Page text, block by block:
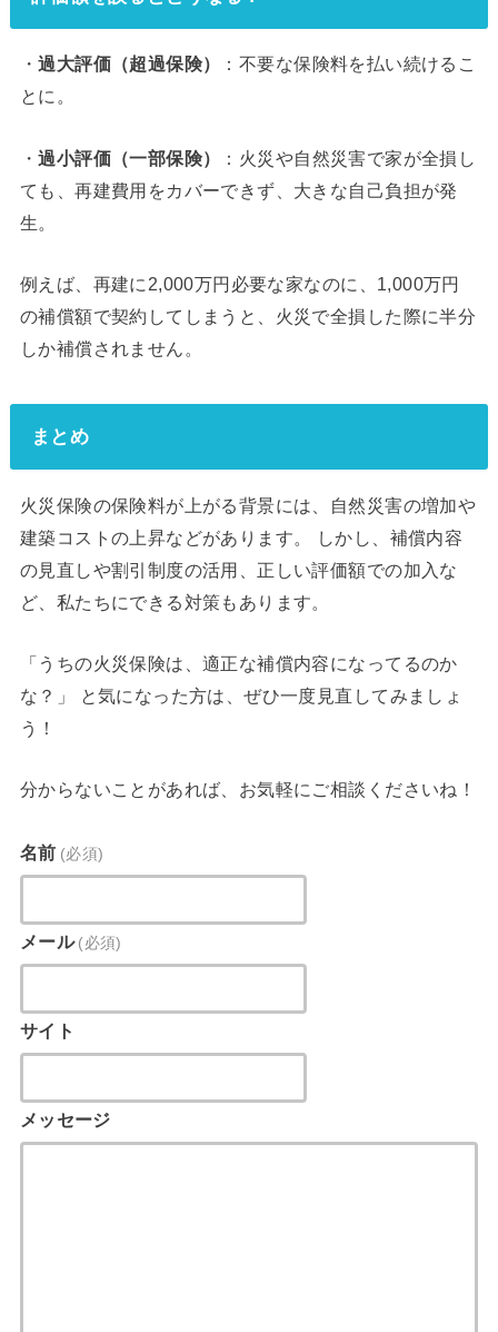
・過大評価（超過保険）
：不要な保険料を払い続けるこ
とに。
・過小評価（一部保険）
：火災や自然災害で家が全損し
ても、再建費用をカバーできず、大きな自己負担が発
生。
例えば、再建に2,000万円必要な家なのに、1,000万円
の補償額で契約してしまうと、火災で全損した際に半分
しか補償されません。
まとめ
火災保険の保険料が上がる背景には、自然災害の増加や
建築コストの上昇などがあります。 しかし、補償内容
の見直しや割引制度の活用、正しい評価額での加入な
ど、私たちにできる対策もあります。
「うちの火災保険は、適正な補償内容になってるのか
な？」 と気になった方は、ぜひ一度見直してみましょ
う！
分からないことがあれば、お気軽にご相談くださいね！
名前 (必須)
メール (必須)
サイト
メッセージ